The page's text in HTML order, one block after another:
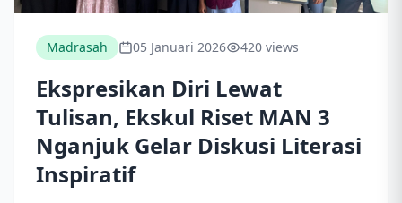
Madrasah 05 Januari 2026 420 views
Ekspresikan Diri Lewat
Tulisan, Ekskul Riset MAN 3
Nganjuk Gelar Diskusi Literasi
Inspiratif